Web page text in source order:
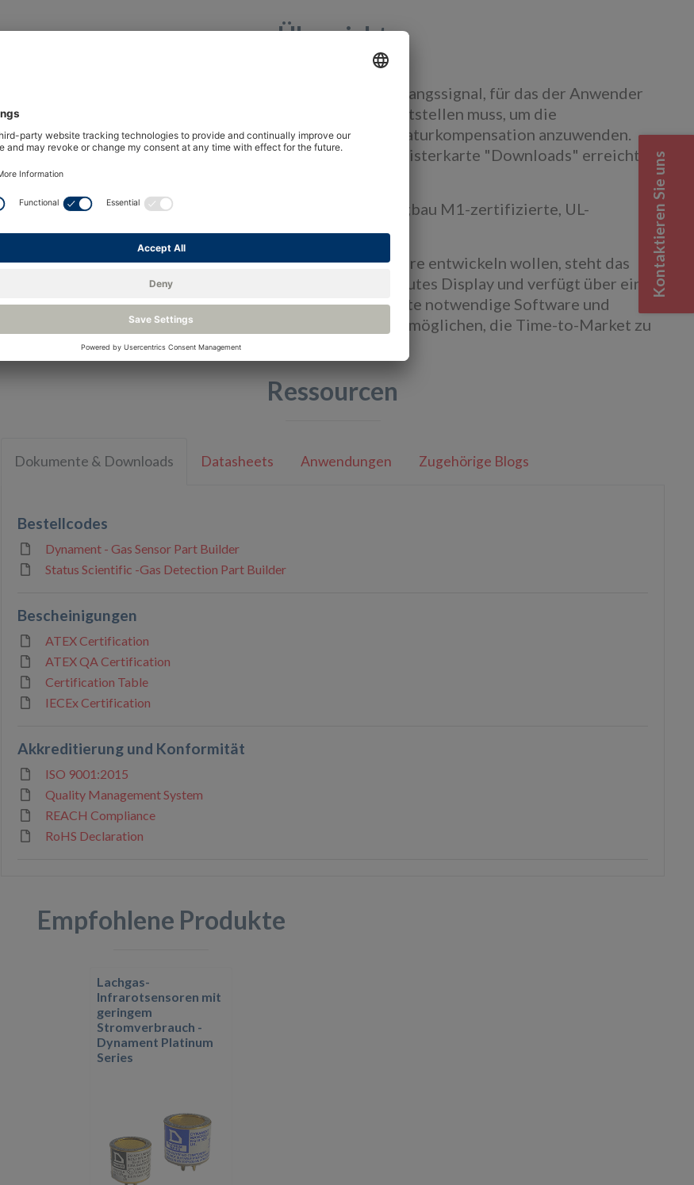
Übersicht
Die Sensoren der Standard-Serie liefern ein "rohes" Ausgangssignal, für das der Anwender
seine eigene Ansteuerungselektronik und Software bereitstellen muss, um die
Gaskonzentration abzuleiten, Linearisierung und Temperaturkompensation anzuwenden.
Dies kann mit Hilfe der Anwendungshinweise auf der Registerkarte "Downloads" erreicht
werden.
Die Sensoren sind als Industrie Ex d IIC-zertifizierte, Bergbau M1-zertifizierte, UL-
zugelassene und nicht-zertifizierte Versionen erhältlich.
Für Erstausrüster, die keine eigene Elektronik und Software entwickeln wollen, steht das
OEM-1-Modul zur Verfügung. Das Modul hat ein eingebautes Display und verfügt über einen
4-20mA-Ausgang. Der Mikrocontroller enthält die gesamte notwendige Software und
Signalverarbeitungsalgorithmen, um dem Anwender zu ermöglichen, die Time-to-Market zu
minimieren.
Ressourcen
Dokumente & Downloads Datasheets Anwendungen Zugehörige Blogs
Bestellcodes
Dynament - Gas Sensor Part Builder
Status Scientific -Gas Detection Part Builder
Bescheinigungen
ATEX Certification
ATEX QA Certification
Certification Table
IECEx Certification
Akkreditierung und Konformität
ISO 9001:2015
Quality Management System
REACH Compliance
RoHS Declaration
Empfohlene Produkte
Lachgas-
Infrarotsensoren mit
geringem
Stromverbrauch -
Dynament Platinum
Series
Kontaktieren Sie uns